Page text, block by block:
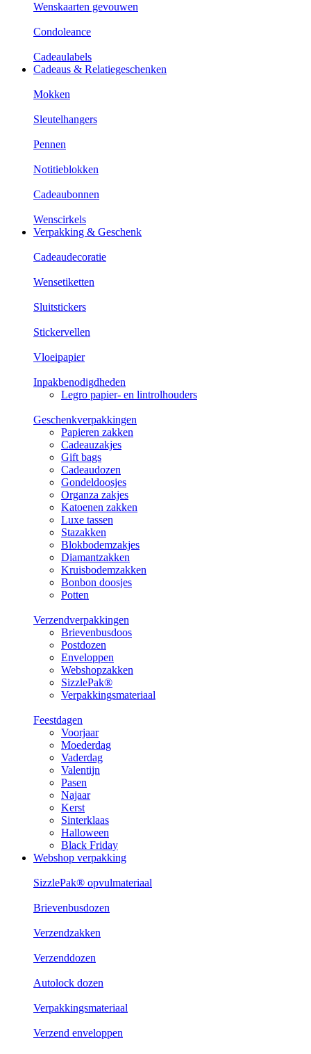
Wenskaarten gevouwen
Condoleance
Cadeaulabels
Cadeaus & Relatiegeschenken
Mokken
Sleutelhangers
Pennen
Notitieblokken
Cadeaubonnen
Wenscirkels
Verpakking & Geschenk
Cadeaudecoratie
Wensetiketten
Sluitstickers
Stickervellen
Vloeipapier
Inpakbenodigdheden
Legro papier- en lintrolhouders
Geschenkverpakkingen
Papieren zakken
Cadeauzakjes
Gift bags
Cadeaudozen
Gondeldoosjes
Organza zakjes
Katoenen zakken
Luxe tassen
Stazakken
Blokbodemzakjes
Diamantzakken
Kruisbodemzakken
Bonbon doosjes
Potten
Verzendverpakkingen
Brievenbusdoos
Postdozen
Enveloppen
Webshopzakken
SizzlePak®
Verpakkingsmateriaal
Feestdagen
Voorjaar
Moederdag
Vaderdag
Valentijn
Pasen
Najaar
Kerst
Sinterklaas
Halloween
Black Friday
Webshop verpakking
SizzlePak® opvulmateriaal
Brievenbusdozen
Verzendzakken
Verzenddozen
Autolock dozen
Verpakkingsmateriaal
Verzend enveloppen